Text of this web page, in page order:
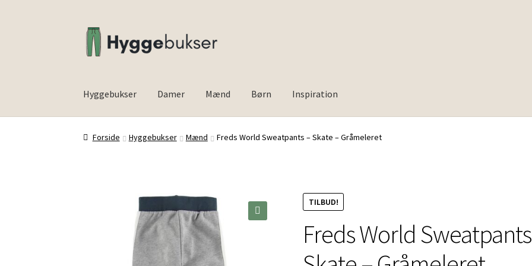
Spring
til
Spring
til
Hyggebukser Damer Mænd Børn Inspiration
Forside Inspiration
Forside Hyggebukser Mænd Freds World Sweatpants – Skate – Gråmeleret
TILBUD!
Freds World